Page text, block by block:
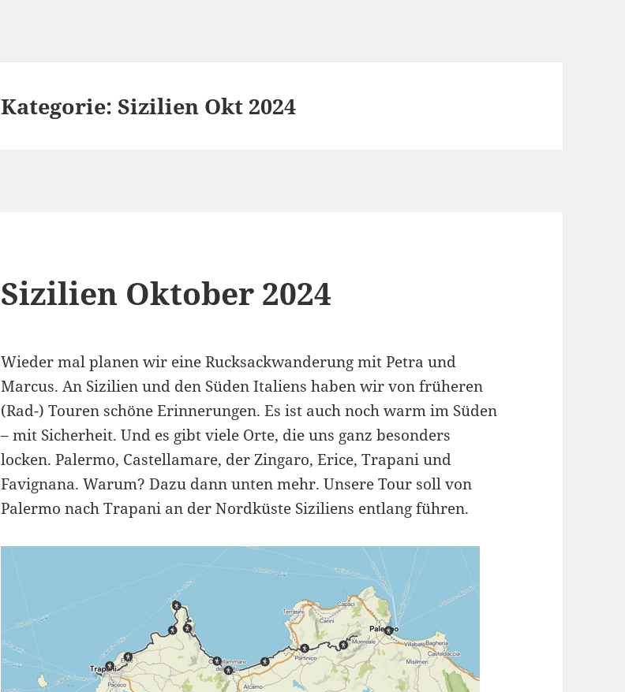
Kategorie:Sizilien Okt 2024
Sizilien Oktober 2024
Wieder mal planen wir eine Rucksackwanderung mit Petra und
Marcus. An Sizilien und den Süden Italiens haben wir von früheren
(Rad-) Touren schöne Erinnerungen. Es ist auch noch warm im Süden
– mit Sicherheit. Und es gibt viele Orte, die uns ganz besonders
locken. Palermo, Castellamare, der Zingaro, Erice, Trapani und
Favignana. Warum? Dazu dann unten mehr. Unsere Tour soll von
Palermo nach Trapani an der Nordküste Siziliens entlang führen.